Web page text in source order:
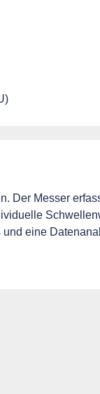
Der Messer
eine